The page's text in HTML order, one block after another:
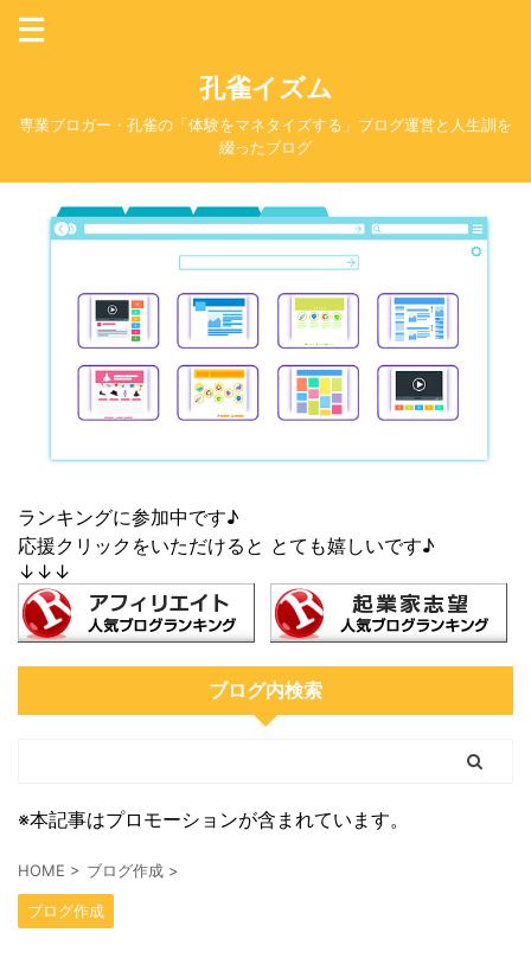
孔雀イズム
専業ブロガー・孔雀の「体験をマネタイズする」ブログ運営と人生訓を
綴ったブログ
ランキングに参加中です♪
応援クリックをいただけると とても嬉しいです♪
↓↓↓
ブログ内検索
※本記事はプロモーションが含まれています。
HOME > ブログ作成 >
ブログ作成